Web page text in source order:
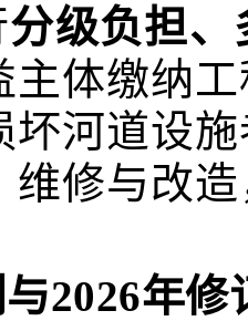
分级负担、
主体缴纳
坏河道设
维修与改
2026年